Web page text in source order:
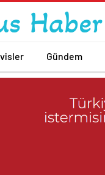
Gündem